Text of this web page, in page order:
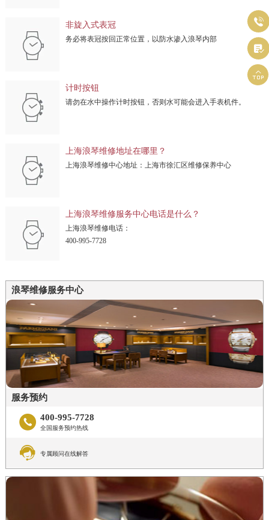
非旋入式表冠
务必将表冠按回正常位置，以防水渗入浪琴内部
计时按钮
请勿在水中操作计时按钮，否则水可能会进入手表机件。
上海浪琴维修地址在哪里？
上海浪琴维修中心地址：上海市徐汇区维修保养中心
上海浪琴维修服务中心电话是什么？
上海浪琴维修电话：
400-995-7728
浪琴维修服务中心
服务预约
 400-995-7728
全国服务预约热线
 专属顾问在线解答


